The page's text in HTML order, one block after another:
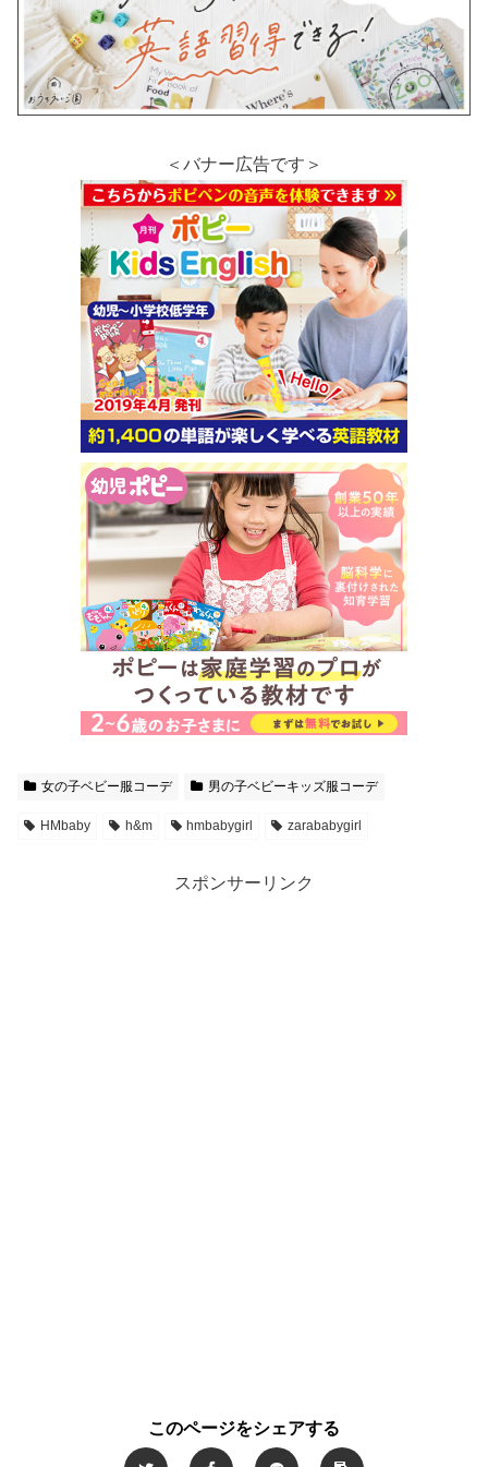
＜バナー広告です＞
女の子ベビー服コーデ 男の子ベビーキッズ服コーデ
HMbaby h&m hmbabygirl zarababygirl
スポンサーリンク
このページをシェアする